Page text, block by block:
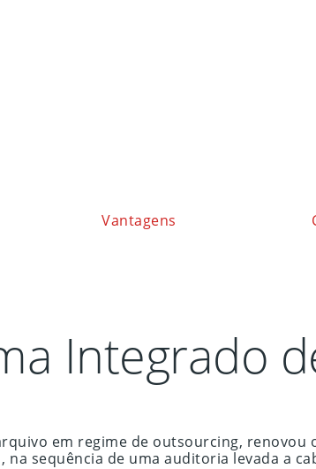
Vantagens
Integrado
em regime de outsourcing, renovou
na sequência de uma auditoria levada a